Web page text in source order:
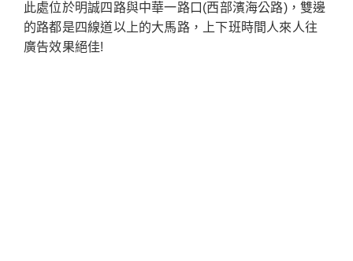
此處位於明誠四路與中華一路口(西部濱海公路)，雙邊
的路都是四線道以上的大馬路，上下班時間人來人往
廣告效果絕佳!